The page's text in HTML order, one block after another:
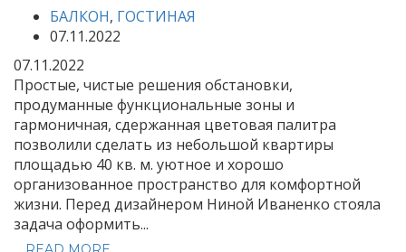
БАЛКОН, ГОСТИНАЯ
07.11.2022
07.11.2022
Простые, чистые решения обстановки,
продуманные функциональные зоны и
гармоничная, сдержанная цветовая палитра
позволили сделать из небольшой квартиры
площадью 40 кв. м. уютное и хорошо
организованное пространство для комфортной
жизни. Перед дизайнером Ниной Иваненко стояла
задача оформить...